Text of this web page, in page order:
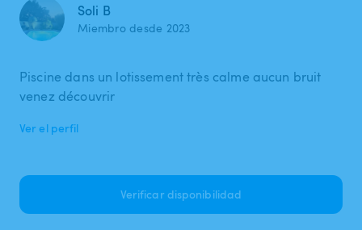
Soli B
Miembro desde 2023
Piscine dans un lotissement très calme aucun bruit
venez découvrir
Ver el perfil
Verificar disponibilidad